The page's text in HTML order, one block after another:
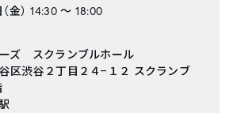
金） 14:30 〜 18:00
ーズ スクランブルホール
区渋谷２丁目２４−１２ スクランブ